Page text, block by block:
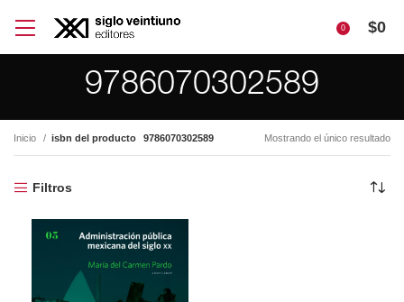
0 $0
9786070302589
Inicio isbn del producto 9786070302589 Mostrando el único resultado
Filtros